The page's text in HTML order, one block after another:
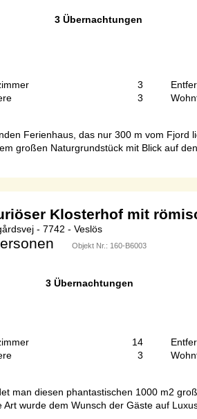
3 Übernachtungen
3
3
Ferienhaus, das nur 300 m vom
großen Naturgrundstück mit Blick auf
Klosterhof mit
- 7742 - Veslös
Objekt Nr.: 160-B6003
3 Übernachtungen
14
3
man diesen phantastischen 1000 m2
wurde dem Wunsch der Gäste auf